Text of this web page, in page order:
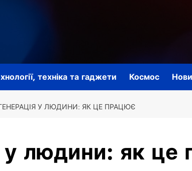
техніка та гаджети Космос
У ЛЮДИНИ: ЯК ЦЕ ПРАЦЮЄ
у людини: як це